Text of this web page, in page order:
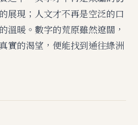
展現；人文才不再是空泛的口
溫暖。數字的荒原雖然遼闊，
實的渴望，便能找到通往綠洲